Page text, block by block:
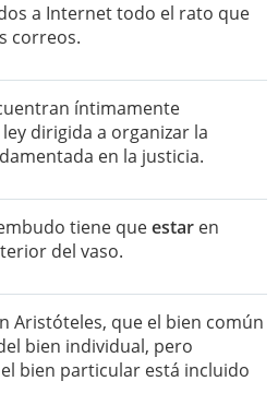
a Internet todo el rato que
correos.
íntimamente
dirigida a organizar la
en la justicia.
tiene queestar en
del vaso.
Aristóteles, que el bien común
bien individual, pero
bien particular está incluido